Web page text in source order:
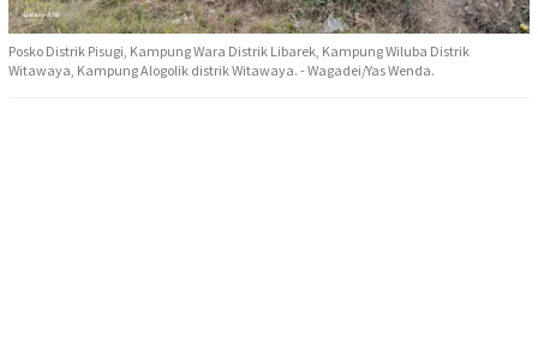
Posko Distrik Pisugi, Kampung Wara Distrik Libarek, Kampung Wiluba Distrik
Witawaya, Kampung Alogolik distrik Witawaya. - Wagadei/Yas Wenda.